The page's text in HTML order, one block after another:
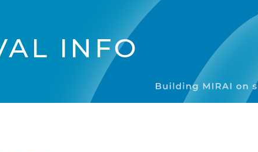
INFO